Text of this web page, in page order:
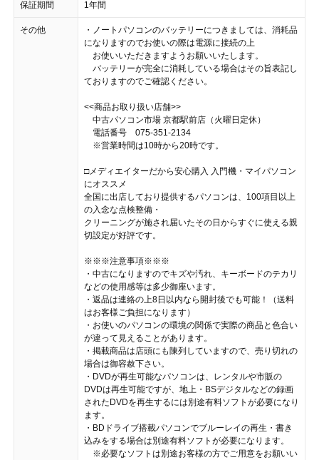
保証期間 1年間
その他
・ノートパソコンのバッテリーにつきましては、消耗品
になりますのでお使いの際は電源に接続の上
お使いいただきますようお願いいたします。
バッテリーが完全に消耗している場合はその旨表記し
ておりますのでご確認ください。
<<商品お取り扱い店舗>>
中古パソコン市場 京都駅前店（火曜日定休）
電話番号 075-351-2134
※営業時間は10時から20時です。
□メディエイターだから安心購入 入門機・マイパソコン
にオススメ
全国に出店しており提供するパソコンは、100項目以上
の入念な点検整備・
クリーニングが施され届いたその日からすぐに使える親
切設定が好評です。
※※※注意事項※※※
・中古になりますのでキズや汚れ、キーボードのテカリ
などの使用感等は多少御座います。
・返品は連絡の上8日以内なら開封後でも可能！（送料
はお客様ご負担になります）
・お使いのパソコンの環境の関係で実際の商品と色合い
が違って見えることがあります。
・掲載商品は店頭にも陳列していますので、売り切れの
場合は御容赦下さい。
・DVDが再生可能なパソコンは、レンタルや市販の
DVDは再生可能ですが、地上・BSデジタルなどの録画
されたDVDを再生するには別途有料ソフトが必要になり
ます。
・BDドライブ搭載パソコンでブルーレイの再生・書き
込みをする場合は別途有料ソフトが必要になります。
※必要なソフトは別途お客様の方でご用意をお願いい